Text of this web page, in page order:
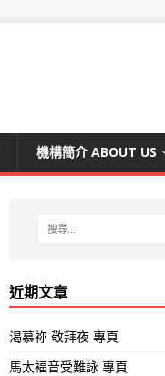
機構簡介 ABOUT US
近期文章
渴慕祢 敬拜夜 專頁
馬太褔音受難詠 專頁